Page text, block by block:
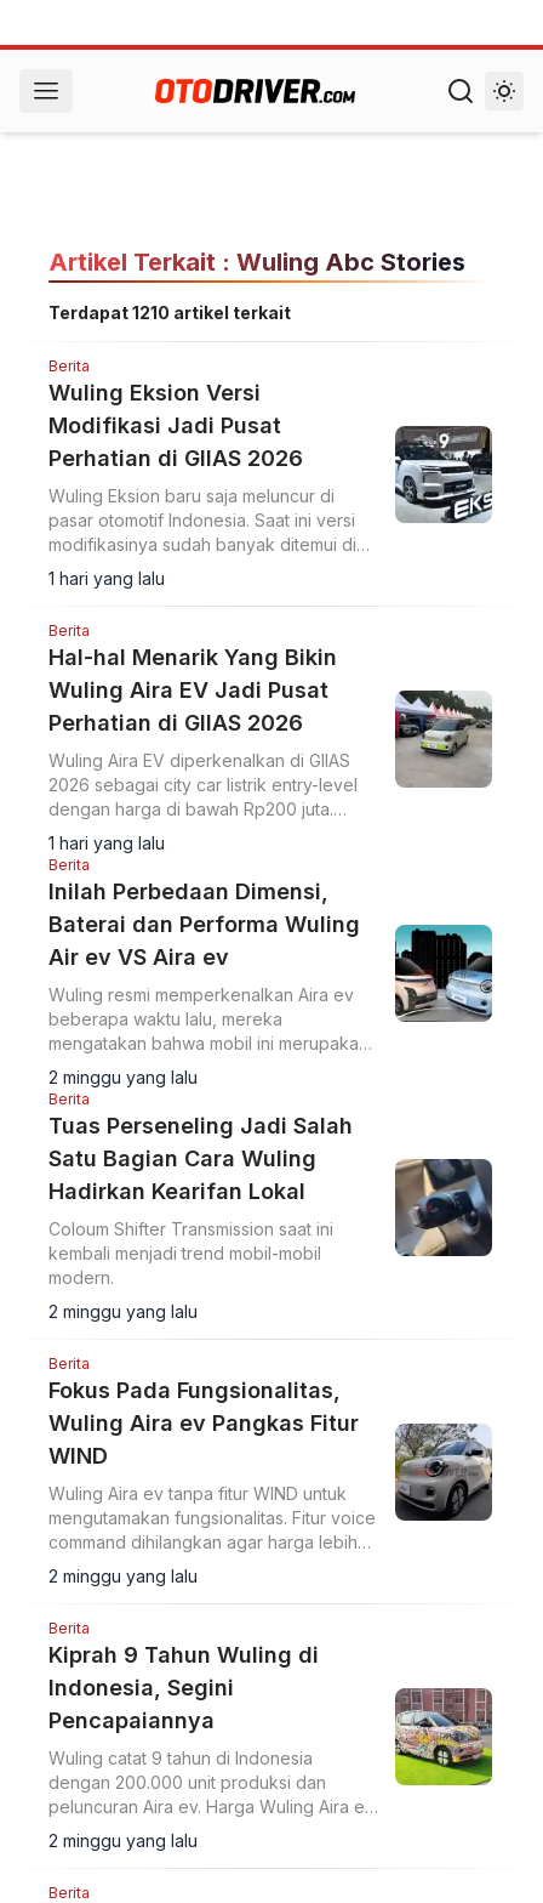
Artikel Terkait : Wuling Abc Stories
Terdapat 1210 artikel terkait
Berita
Wuling Eksion Versi
Modifikasi Jadi Pusat
Perhatian di GIIAS 2026
Wuling Eksion baru saja meluncur di
pasar otomotif Indonesia. Saat ini versi
modifikasinya sudah banyak ditemui di
jalan, ini salah satu referensinya.
1 hari yang lalu
Berita
Hal-hal Menarik Yang Bikin
Wuling Aira EV Jadi Pusat
Perhatian di GIIAS 2026
Wuling Aira EV diperkenalkan di GIIAS
2026 sebagai city car listrik entry-level
dengan harga di bawah Rp200 juta.
Simak spesifikasi dan fitur harga Wuling
Aira EV GIIAS 2026.
1 hari yang lalu
Berita
Inilah Perbedaan Dimensi,
Baterai dan Performa Wuling
Air ev VS Aira ev
Wuling resmi memperkenalkan Aira ev
beberapa waktu lalu, mereka
mengatakan bahwa mobil ini merupakan
perluasan cluster dari Mini EV-nya yang
telah dihuni Air ev sebelumnya. Namun ini
perbedaannya.
2 minggu yang lalu
Berita
Tuas Perseneling Jadi Salah
Satu Bagian Cara Wuling
Hadirkan Kearifan Lokal
Coloum Shifter Transmission saat ini
kembali menjadi trend mobil-mobil
modern.
2 minggu yang lalu
Berita
Fokus Pada Fungsionalitas,
Wuling Aira ev Pangkas Fitur
WIND
Wuling Aira ev tanpa fitur WIND untuk
mengutamakan fungsionalitas. Fitur voice
command dihilangkan agar harga lebih
kompetitif, dengan target di bawah Rp
200 juta.
2 minggu yang lalu
Berita
Kiprah 9 Tahun Wuling di
Indonesia, Segini
Pencapaiannya
Wuling catat 9 tahun di Indonesia
dengan 200.000 unit produksi dan
peluncuran Aira ev. Harga Wuling Aira ev
GIIAS 2026 akan diumumkan.
2 minggu yang lalu
Berita